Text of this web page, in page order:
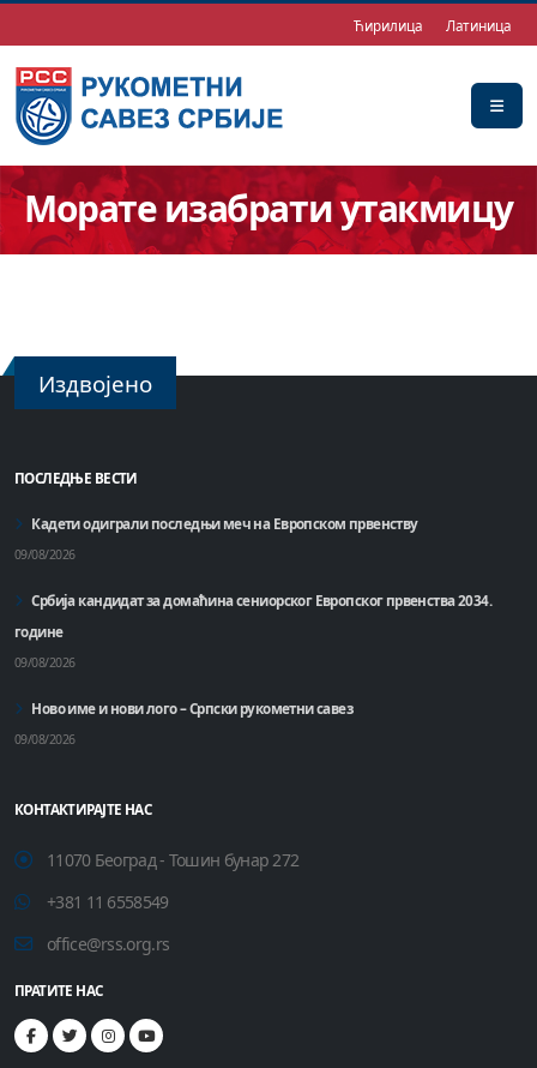
Ћирилица Латиница
Морате изабрати утакмицу
Издвојено
ПОСЛЕДЊЕ ВЕСТИ
Кадети одиграли последњи меч на Европском првенству
09/08/2026
Србија кандидат за домаћинa сениорског Европског првенства 2034.
године
09/08/2026
Ново име и нови лого – Српски рукометни савез
09/08/2026
КОНТАКТИРАЈТЕ НАС
11070 Београд - Тошин бунар 272
+381 11 6558549
office@rss.org.rs
ПРАТИТЕ НАС